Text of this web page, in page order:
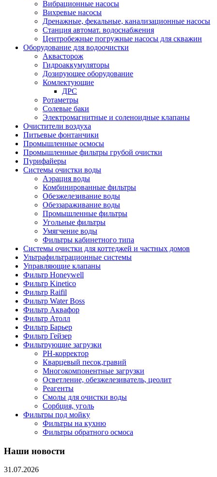
Вибрационные насосы
Вихревые насосы
Дренажные, фекальные, канализационные насосы
Станция автомат. водоснабжения
Центробежные погружные насосы для скважин
Оборудование для водоочистки
Аквасторож
Гидроаккумуляторы
Дозирующее оборудование
Комлектующие
ДРС
Ротаметры
Солевые баки
Электромагнитные и соленоидные клапаны
Очистители воздуха
Питьевые фонтанчики
Промышленные осмосы
Промышленные фильтры грубой очистки
Пурифайеры
Системы очистки воды
Аэрация воды
Комбинированные фильтры
Обезжелезивание воды
Обеззараживание воды
Промышленные фильтры
Угольные фильтры
Умягчение воды
Фильтры кабинетного типа
Системы очистки для коттеджей и частных домов
Ультрафильтрационные системы
Управляющие клапаны
Фильтр Honeywell
Фильтр Kinetico
Фильтр Raifil
Фильтр Water Boss
Фильтр Аквафор
Фильтр Атолл
Фильтр Барьер
Фильтр Гейзер
Фильтрующие загрузки
PH-корректор
Кварцевый песок,гравий
Многокомпонентные загрузки
Осветление, обезжелезиватель, цеолит
Реагенты
Смолы для очистки воды
Сорбция, уголь
Фильтры под мойку
Фильтры на кухню
Фильтры обратного осмоса
Наши новости
31.07.2026